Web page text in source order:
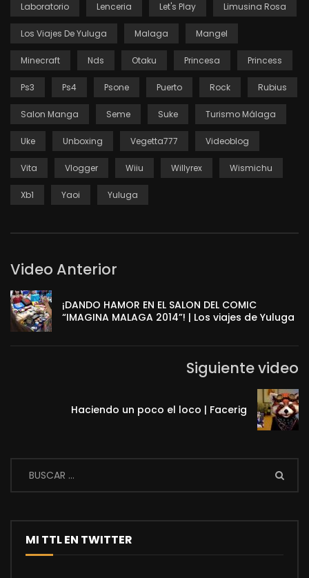
Laboratorio Lenceria Let's Play Limusina Rosa
Los Viajes De Yuluga Malaga Mangel
Minecraft Nds Otaku Princesa Princess
Ps3 Ps4 Psone Puerto Rock Rubius
Salon Manga Seme Suke Turismo Málaga
Uke Unboxing Vegetta777 Videoblog
Vita Vlogger Wiiu Willyrex Wismichu
Xb1 Yaoi Yuluga
Video Anterior
¡DANDO HAMOR EN EL SALON DEL COMIC
“IMAGINA MALAGA 2014”! | Los viajes de Yuluga
Siguiente video
Haciendo un poco el loco | Facerig
MI TTL EN TWITTER